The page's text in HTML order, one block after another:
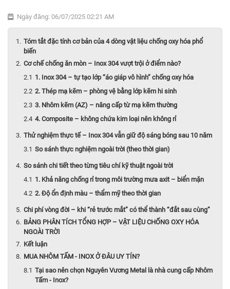
Ngày đăng: 06/07/2025 02:21 AM
Tóm tắt đặc tính cơ bản của 4 dòng vật liệu chống oxy hóa phổ
biến
Cơ chế chống ăn mòn – Inox 304 vượt trội ở điểm nào?
1. Inox 304 – tự tạo lớp “áo giáp vô hình” chống oxy hóa
2. Thép mạ kẽm – phòng vệ bằng lớp kẽm hi sinh
3. Nhôm kẽm (AZ) – nâng cấp từ mạ kẽm thường
4. Composite – không chứa kim loại nên không rỉ
Thử nghiệm thực tế – Inox 304 vẫn giữ độ sáng bóng sau 10 năm
So sánh thực nghiệm ngoài trời (theo thời gian)
So sánh chi tiết theo từng tiêu chí kỹ thuật ngoài trời
1. Khả năng chống rỉ trong môi trường mưa axit – biển mặn
2. Độ ổn định màu – thẩm mỹ theo thời gian
Chi phí vòng đời – khi “rẻ trước mắt” có thể thành “đắt sau cùng”
BẢNG PHÂN TÍCH TỔNG HỢP – VẬT LIỆU CHỐNG OXY HÓA
NGOÀI TRỜI
Kết luận
MUA NHÔM TẤM - INOX Ở ĐÂU UY TÍN?
Tại sao nên chọn Nguyên Vương Metal là nhà cung cấp Nhôm
Tấm - Inox?